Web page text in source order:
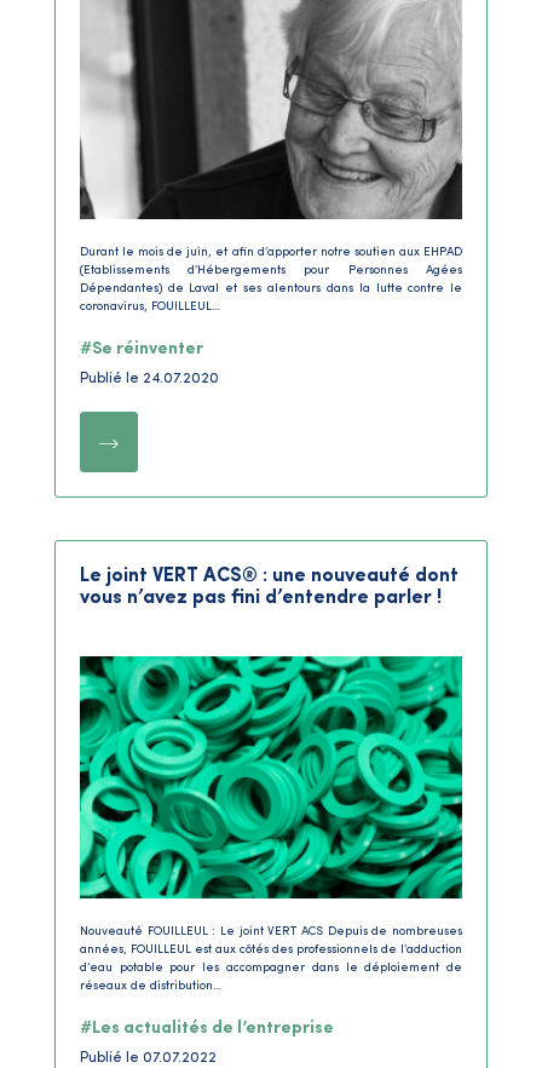
Durant le mois de juin, et afin d’apporter notre soutien aux EHPAD
(Etablissements d’Hébergements pour Personnes Agées
Dépendantes) de Laval et ses alentours dans la lutte contre le
coronavirus, FOUILLEUL…
#Se réinventer
Publié le 24.07.2020
Le joint VERT ACS® : une nouveauté dont
vous n’avez pas fini d’entendre parler !
Nouveauté FOUILLEUL : Le joint VERT ACS Depuis de nombreuses
années, FOUILLEUL est aux côtés des professionnels de l’adduction
d’eau potable pour les accompagner dans le déploiement de
réseaux de distribution…
#Les actualités de l’entreprise
Publié le 07.07.2022